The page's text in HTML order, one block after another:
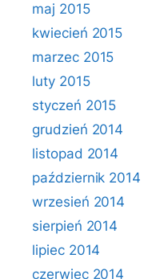
maj 2015
kwiecień 2015
marzec 2015
luty 2015
styczeń 2015
grudzień 2014
listopad 2014
październik 2014
wrzesień 2014
sierpień 2014
lipiec 2014
czerwiec 2014